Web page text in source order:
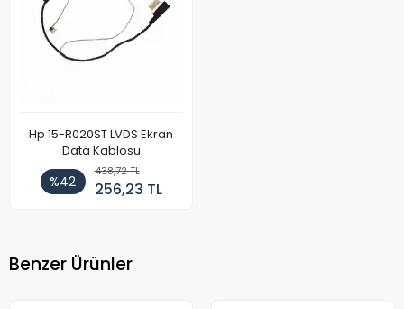
Hp 15-R020ST LVDS Ekran
Data Kablosu
%42
438,72 TL
256,23 TL
Benzer Ürünler